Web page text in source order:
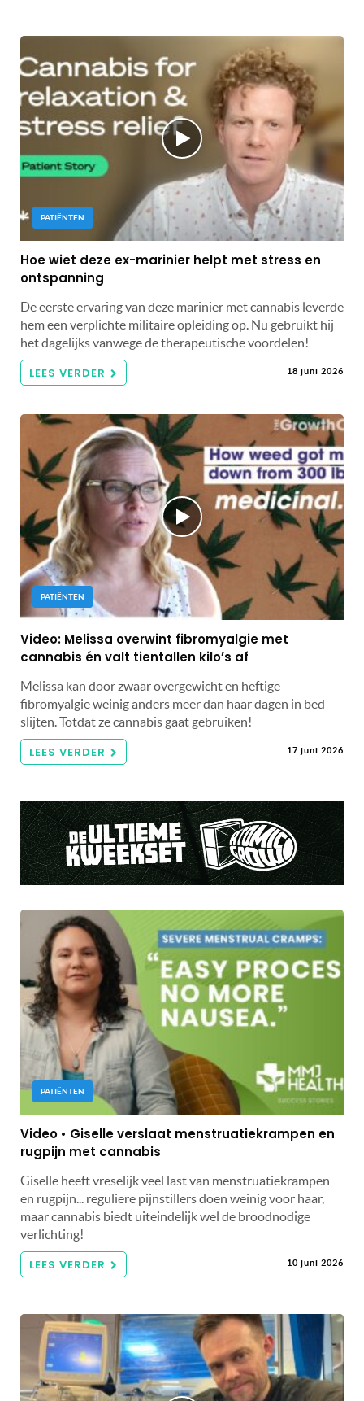
PATIËNTEN
Hoe wiet deze ex-marinier helpt met stress en
ontspanning
De eerste ervaring van deze marinier met cannabis leverde
hem een ​​verplichte militaire opleiding op. Nu gebruikt hij
het dagelijks vanwege de therapeutische voordelen!
LEES VERDER 18 juni 2026
PATIËNTEN
Video: Melissa overwint fibromyalgie met
cannabis én valt tientallen kilo’s af
Melissa kan door zwaar overgewicht en heftige
fibromyalgie weinig anders meer dan haar dagen in bed
slijten. Totdat ze cannabis gaat gebruiken!
LEES VERDER 17 juni 2026
PATIËNTEN
Video • Giselle verslaat menstruatiekrampen en
rugpijn met cannabis
Giselle heeft vreselijk veel last van menstruatiekrampen
en rugpijn... reguliere pijnstillers doen weinig voor haar,
maar cannabis biedt uiteindelijk wel de broodnodige
verlichting!
LEES VERDER 10 juni 2026